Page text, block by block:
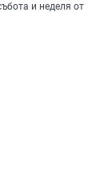
и неделя от